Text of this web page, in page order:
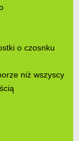
o czosnku
niż wszyscy